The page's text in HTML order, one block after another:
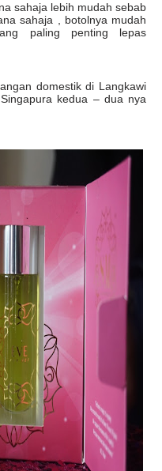
sahaja lebih mudah sebab
sahaja , botolnya mudah
paling penting lepas
domestik di Langkawi
kedua – dua nya